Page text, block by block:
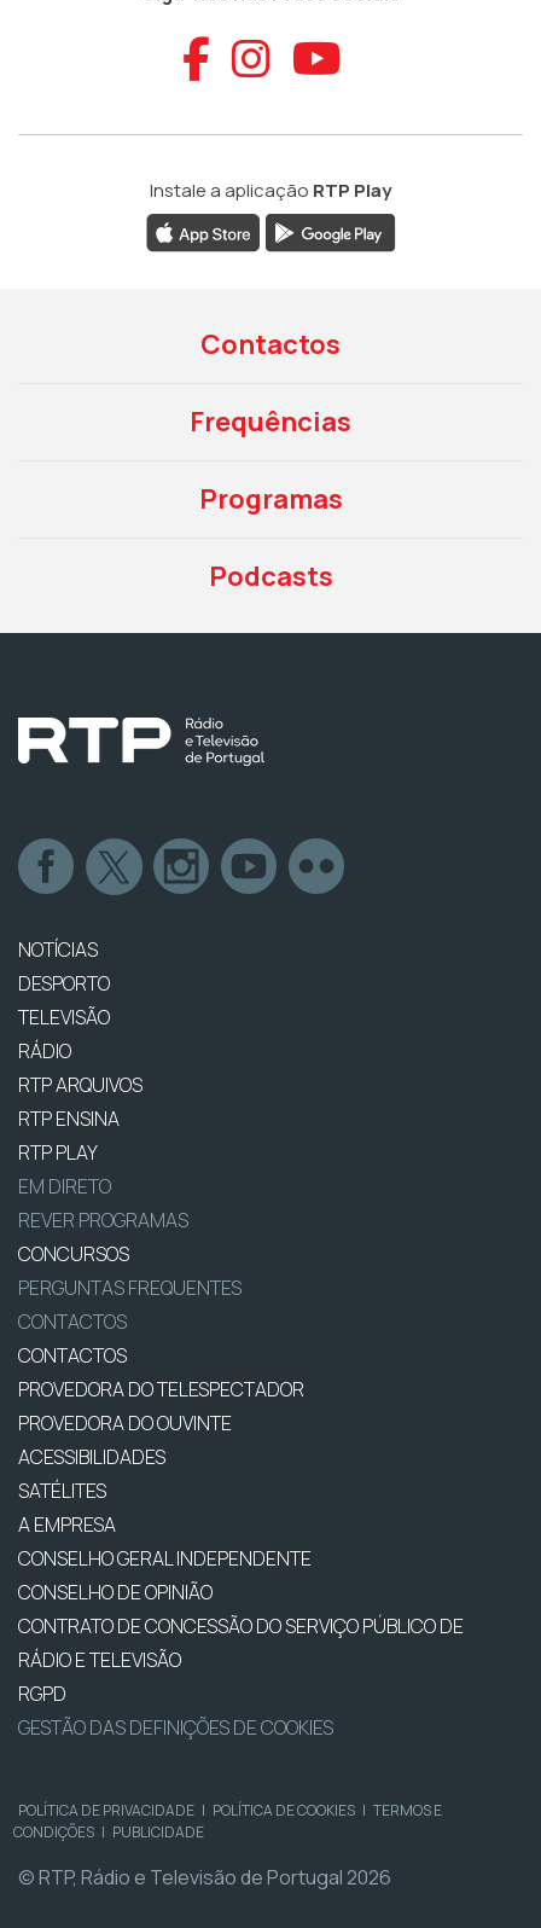
Aceder ao
Aceder ao
Aceder
Instale a aplicação RTP Play
Contactos
Frequências
Programas
Podcasts
NOTÍCIAS
DESPORTO
TELEVISÃO
RÁDIO
RTP ARQUIVOS
RTP ENSINA
RTP PLAY
EM DIRETO
REVER PROGRAMAS
CONCURSOS
PERGUNTAS FREQUENTES
CONTACTOS
CONTACTOS
PROVEDORA DO TELESPECTADOR
PROVEDORA DO OUVINTE
ACESSIBILIDADES
SATÉLITES
A EMPRESA
CONSELHO GERAL INDEPENDENTE
CONSELHO DE OPINIÃO
CONTRATO DE CONCESSÃO DO SERVIÇO PÚBLICO DE
RÁDIO E TELEVISÃO
RGPD
GESTÃO DAS DEFINIÇÕES DE COOKIES
POLÍTICA DE PRIVACIDADE | POLÍTICA DE COOKIES | TERMOS E
CONDIÇÕES | PUBLICIDADE
© RTP, Rádio e Televisão de Portugal 2026